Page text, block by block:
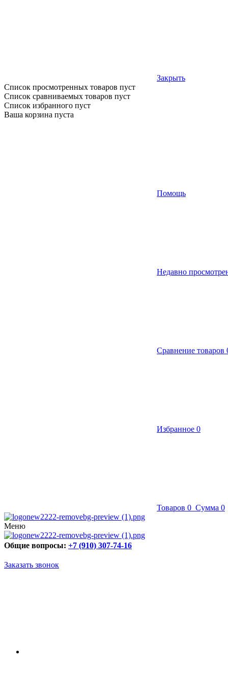
Закрыть
Список просмотренных товаров пуст
Список сравниваемых товаров пуст
Список избранного пуст
Ваша корзина пуста
Помощь
Недавно
Сравнение товаров
Избранное 0
Товаров 0 Сумма 0
Меню
Общие вопросы: +7 (910) 307-74-16
Заказать звонок